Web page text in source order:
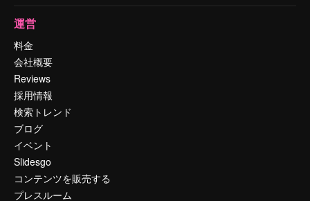
運営
料金
会社概要
Reviews
採用情報
検索トレンド
ブログ
イベント
Slidesgo
コンテンツを販売する
プレスルーム